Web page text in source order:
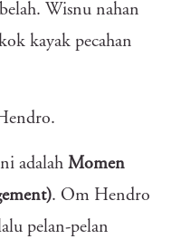
Wisnu nahan
kayak pecahan
adalah Momen
. Om Hendro
pelan-pelan